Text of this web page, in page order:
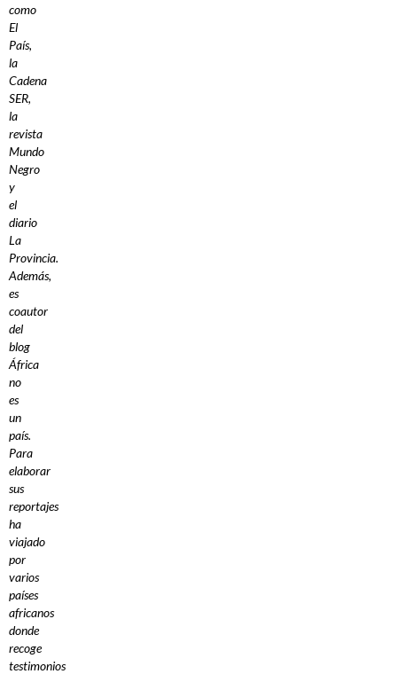
como
El
País,
la
Cadena
SER,
la
revista
Mundo
Negro
y
el
diario
La
Provincia.
Además,
es
coautor
del
blog
África
no
es
un
país.
Para
elaborar
sus
reportajes
ha
viajado
por
varios
países
africanos
donde
recoge
testimonios